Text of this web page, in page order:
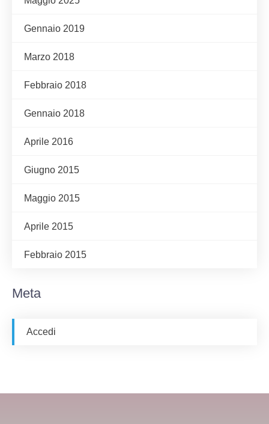
Gennaio 2019
Marzo 2018
Febbraio 2018
Gennaio 2018
Aprile 2016
Giugno 2015
Maggio 2015
Aprile 2015
Febbraio 2015
Meta
Accedi